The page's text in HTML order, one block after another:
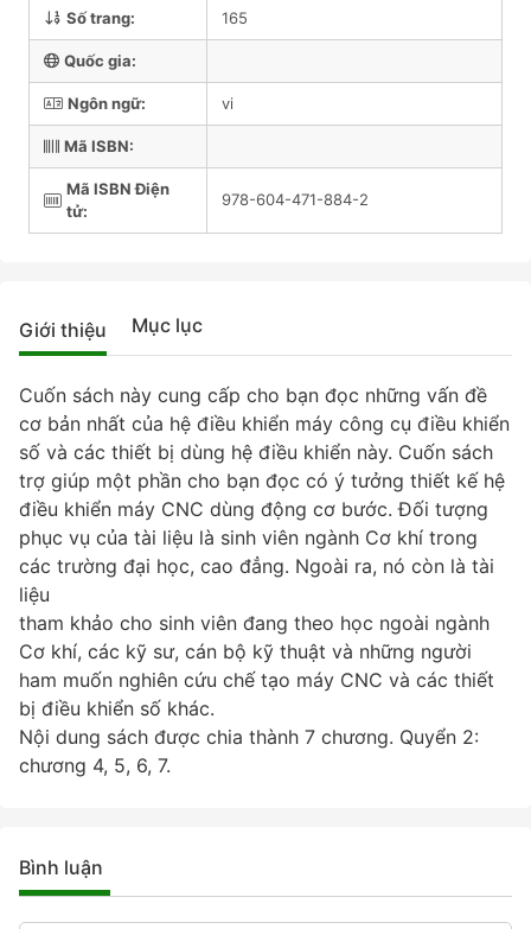
Số trang: 165
Quốc gia:
Ngôn ngữ: vi
Mã ISBN:
Mã ISBN Điện
tử:
978-604-471-884-2
Giới thiệu Mục lục
Cuốn sách này cung cấp cho bạn đọc những vấn đề
cơ bản nhất của hệ điều khiển máy công cụ điều khiển
số và các thiết bị dùng hệ điều khiển này. Cuốn sách
trợ giúp một phần cho bạn đọc có ý tưởng thiết kế hệ
điều khiển máy CNC dùng động cơ bước. Đối tượng
phục vụ của tài liệu là sinh viên ngành Cơ khí trong
các trường đại học, cao đẳng. Ngoài ra, nó còn là tài
liệu
tham khảo cho sinh viên đang theo học ngoài ngành
Cơ khí, các kỹ sư, cán bộ kỹ thuật và những người
ham muốn nghiên cứu chế tạo máy CNC và các thiết
bị điều khiển số khác.
Nội dung sách được chia thành 7 chương. Quyển 2:
chương 4, 5, 6, 7.
Bình luận